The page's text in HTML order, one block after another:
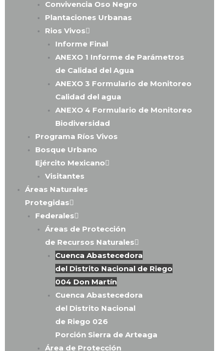
Convivencia Oso Negro
Plantaciones Urbanas
Rios Vivos
Informe Final
ANEXO 1 Informe de Parámetros
de Calidad del Agua
ANEXO 3 Formulario de Monitoreo
Calidad del agua
ANEXO 4 Formulario de Monitoreo
Biodiversidad
Programa Ríos Vivos
Bosque Urbano
Ejército Mexicano
Visitantes
Áreas Naturales
Protegidas
Federales
Áreas de Protección
de Recursos Naturales
Cuenca Abastecedora
del Distrito Nacional de Riego
004 Don Martín
Cuenca Abastecedora
del Distrito Nacional
de Riego 026
Porción Sierra de Arteaga
Área de Protección